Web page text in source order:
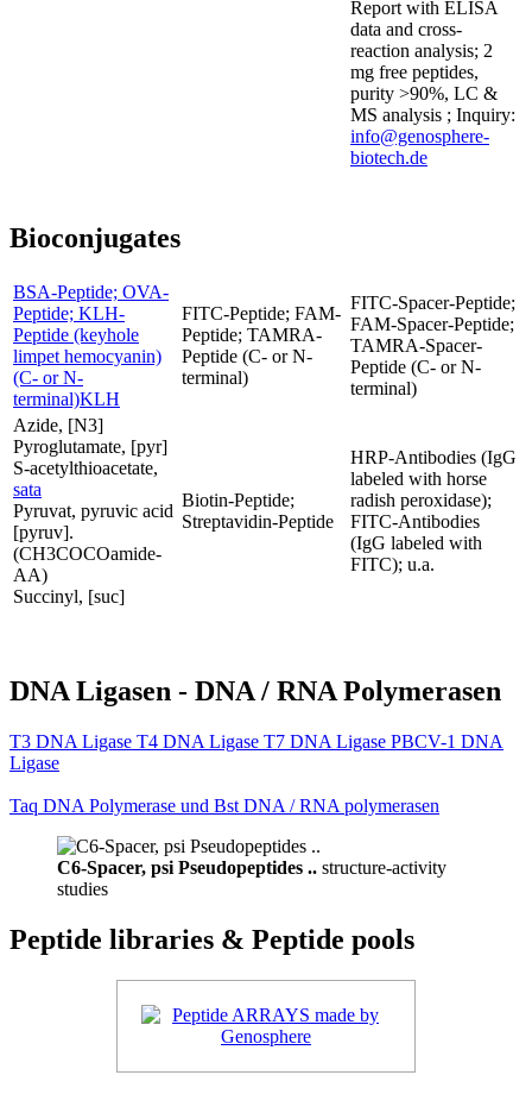
Report with ELISA
data and cross-
reaction analysis; 2
mg free peptides,
purity >90%, LC &
MS analysis ; Inquiry:
info@genosphere-
biotech.de
Bioconjugates
BSA-Peptide; OVA-
Peptide; KLH-
Peptide (keyhole
limpet hemocyanin)
(C- or N-
terminal)KLH
FITC-Peptide; FAM-
Peptide; TAMRA-
Peptide (C- or N-
terminal)
FITC-Spacer-Peptide;
FAM-Spacer-Peptide;
TAMRA-Spacer-
Peptide (C- or N-
terminal)
Azide, [N3]
Pyroglutamate, [pyr]
S-acetylthioacetate,
sata
Pyruvat, pyruvic acid
[pyruv].
(CH3COCOamide-
AA)
Succinyl, [suc]
Biotin-Peptide;
Streptavidin-Peptide
HRP-Antibodies (IgG
labeled with horse
radish peroxidase);
FITC-Antibodies
(IgG labeled with
FITC); u.a.
DNA Ligasen - DNA / RNA Polymerasen
T3 DNA Ligase T4 DNA Ligase T7 DNA Ligase PBCV-1 DNA
Ligase
Taq DNA Polymerase und Bst DNA / RNA polymerasen
C6-Spacer, psi Pseudopeptides .. structure-activity
studies
Peptide libraries & Peptide pools